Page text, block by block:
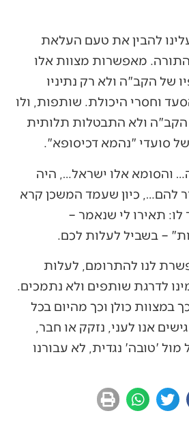
להבין את טעם העלאת
מאפשרות מצוות אלו
של הקב"ה ולא רק נתיניו
וחסרי היכולת. שותפות, ולו
ולא התבטלות תלותית
סועדי "נהמא דכיסופא".
והסומא אלו ישראל…, היה
להם…, כיון שעמד המשכן קרא
תאירו לי שנאמר –
– בשביל לעלות לכם.
לנו להתרומם, לעלות
לדרגת שותפים ולא נתמכים.
במצוות כולן וכך מהיום בכל
אנו לעני, נזקק או חבר,
'טובה' נגדית, לא עבורנו